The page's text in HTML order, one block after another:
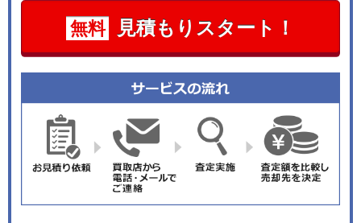
無料 見積もりスタート！